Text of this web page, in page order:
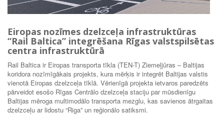
Eiropas nozīmes dzelzceļa infrastruktūras
“Rail Baltica” integrēšana Rīgas valstspilsētas
centra infrastruktūrā
Rail Baltica ir Eiropas transporta tīkla (TEN-T) Ziemeļjūras – Baltijas
koridora nozīmīgākais projekts, kura mērķis ir integrēt Baltijas valstis
vienotā Eiropas dzelzceļa tīklā. Vērienīgā projekta ietvaros paredzēts
pārveidot esošo Rīgas Centrālo dzelzceļa staciju par mūsdienīgu
Baltijas mēroga multimodālo transporta mezglu, kas savienos ātrgaitas
dzelzceļu ar lidostu “Riga” un reģionālo satiksmi.